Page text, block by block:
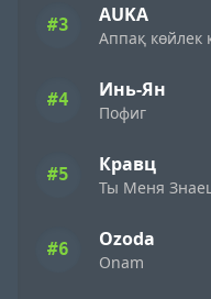
#3 AUKA
Аппақ көйлек
#4 Инь-Ян
Пофиг
#5 Кравц
Ты Меня
#6 Ozoda
Onam